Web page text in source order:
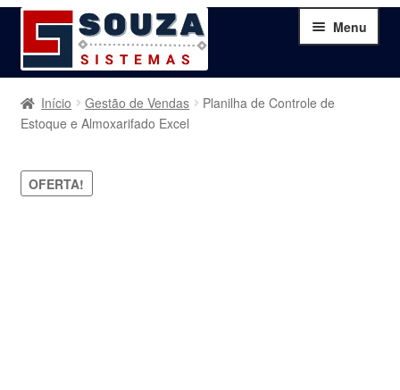
Pular
para
navegação
Pular
para
o
conteúdo
Menu
Home
Serviços
Início Gestão de Vendas
Planilha de Controle de
Estoque e Almoxarifado Excel
OFERTA!